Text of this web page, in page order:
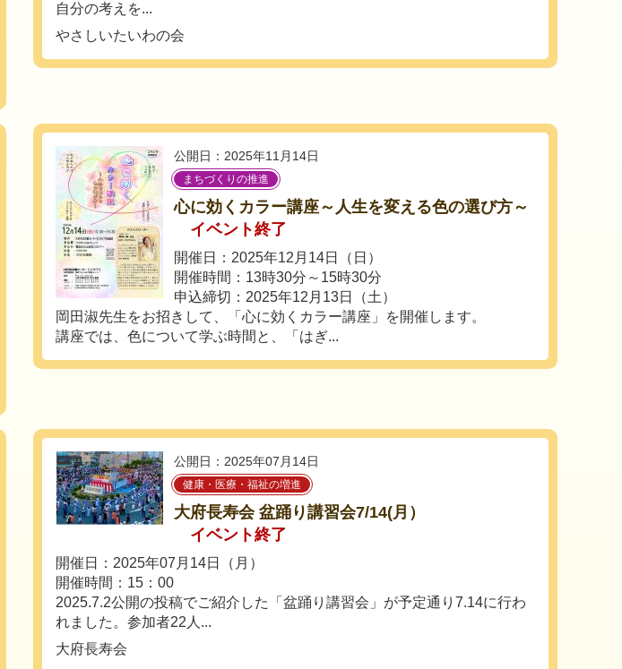
自分の考えを...
やさしいたいわの会
公開日：2025年11月14日
まちづくりの推進
心に効くカラー講座～人生を変える色の選び方～
イベント終了
開催日：2025年12月14日（日）
開催時間：13時30分～15時30分
申込締切：2025年12月13日（土）
岡田淑先生をお招きして、「心に効くカラー講座」を開催します。
講座では、色について学ぶ時間と、「はぎ...
公開日：2025年07月14日
健康・医療・福祉の増進
大府長寿会 盆踊り講習会7/14(月）
イベント終了
開催日：2025年07月14日（月）
開催時間：15：00
2025.7.2公開の投稿でご紹介した「盆踊り講習会」が予定通り7.14に行わ
れました。参加者22人...
大府長寿会